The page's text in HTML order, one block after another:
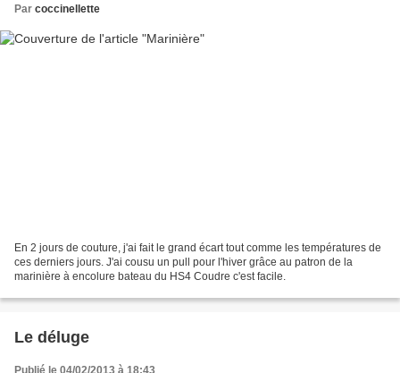
Par coccinellette
En 2 jours de couture, j'ai fait le grand écart tout comme les températures de
ces derniers jours. J'ai cousu un pull pour l'hiver grâce au patron de la
marinière à encolure bateau du HS4 Coudre c'est facile.
Le déluge
Publié le 04/02/2013 à 18:43